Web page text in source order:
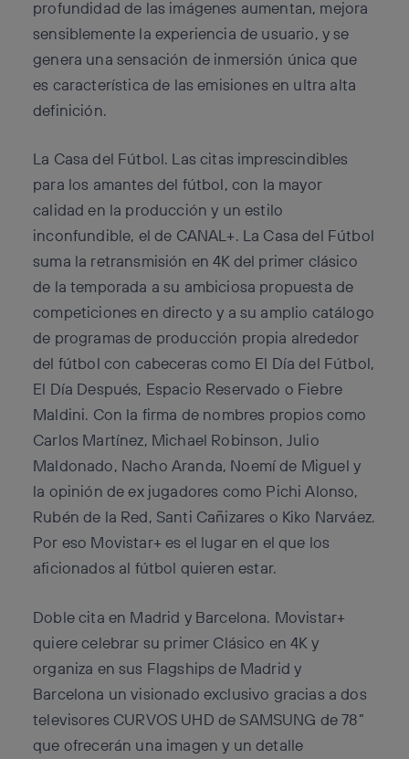
profundidad de las imágenes aumentan, mejora
sensiblemente la experiencia de usuario, y se
genera una sensación de inmersión única que
es característica de las emisiones en ultra alta
definición.
La Casa del Fútbol. Las citas imprescindibles
para los amantes del fútbol, con la mayor
calidad en la producción y un estilo
inconfundible, el de CANAL+. La Casa del Fútbol
suma la retransmisión en 4K del primer clásico
de la temporada a su ambiciosa propuesta de
competiciones en directo y a su amplio catálogo
de programas de producción propia alrededor
del fútbol con cabeceras como El Día del Fútbol,
El Día Después, Espacio Reservado o Fiebre
Maldini. Con la firma de nombres propios como
Carlos Martínez, Michael Robinson, Julio
Maldonado, Nacho Aranda, Noemí de Miguel y
la opinión de ex jugadores como Pichi Alonso,
Rubén de la Red, Santi Cañizares o Kiko Narváez.
Por eso Movistar+ es el lugar en el que los
aficionados al fútbol quieren estar.
Doble cita en Madrid y Barcelona. Movistar+
quiere celebrar su primer Clásico en 4K y
organiza en sus Flagships de Madrid y
Barcelona un visionado exclusivo gracias a dos
televisores CURVOS UHD de SAMSUNG de 78”
que ofrecerán una imagen y un detalle